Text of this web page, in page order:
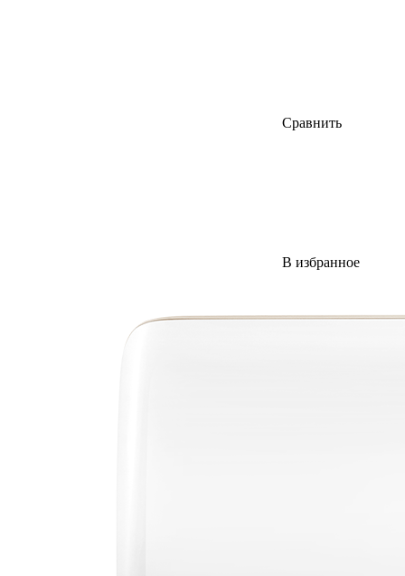
Сравнить
В избранное